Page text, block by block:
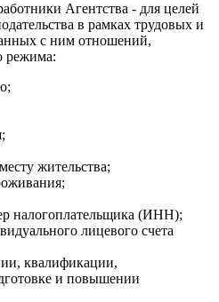
Агентства - для целей
в рамках трудовых и
с ним отношений,
режима:
жительства;
налогоплательщика (ИНН);
лицевого счета
квалификации,
и повышении